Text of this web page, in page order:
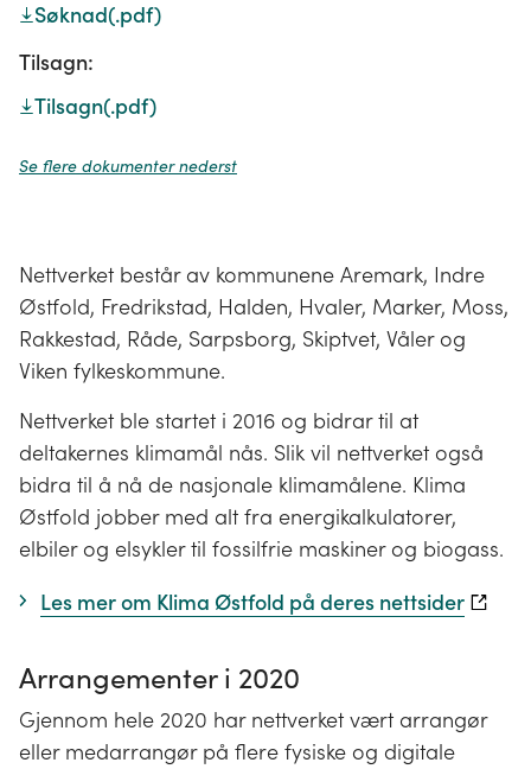
Søknad(.pdf)
Tilsagn:
Tilsagn(.pdf)
Se flere dokumenter nederst
Nettverket består av kommunene Aremark, Indre
Østfold, Fredrikstad, Halden, Hvaler, Marker, Moss,
Rakkestad, Råde, Sarpsborg, Skiptvet, Våler og
Viken fylkeskommune.
Nettverket ble startet i 2016 og bidrar til at
deltakernes klimamål nås. Slik vil nettverket også
bidra til å nå de nasjonale klimamålene. Klima
Østfold jobber med alt fra energikalkulatorer,
elbiler og elsykler til fossilfrie maskiner og biogass.
Les mer om Klima Østfold på deres nettsider
Arrangementer i 2020
Gjennom hele 2020 har nettverket vært arrangør
eller medarrangør på flere fysiske og digitale